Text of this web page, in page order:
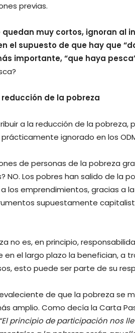
previas.
quedan muy cortos, ignoran al
el supuesto de que hay que
importante, “que haya
de la pobreza
a la reducción de la
ignorado en los
de personas de la pobreza
NO. Los pobres han salido de la
los emprendimientos, gracias a
supuestamente
no es, en principio,
el largo plazo la benefician, a
esto puede ser parte de su
de que la pobreza se
amplio. Como decía la Carta
“El principio de participación nos